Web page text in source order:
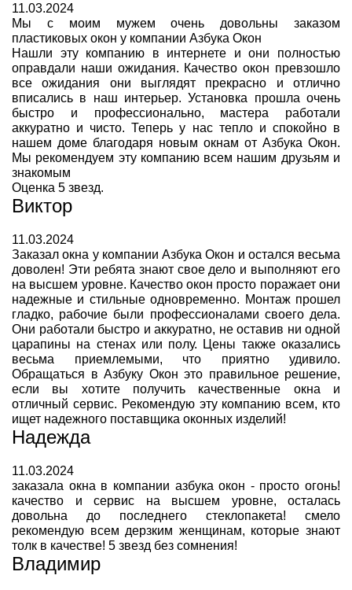
11.03.2024
Мы с моим мужем очень довольны заказом
пластиковых окон у компании Азбука Окон
Нашли эту компанию в интернете и они полностью
оправдали наши ожидания. Качество окон превзошло
все ожидания они выглядят прекрасно и отлично
вписались в наш интерьер. Установка прошла очень
быстро и профессионально, мастера работали
аккуратно и чисто. Теперь у нас тепло и спокойно в
нашем доме благодаря новым окнам от Азбука Окон.
Мы рекомендуем эту компанию всем нашим друзьям и
знакомым
Оценка 5 звезд.
Виктор
11.03.2024
Заказал окна у компании Азбука Окон и остался весьма
доволен! Эти ребята знают свое дело и выполняют его
на высшем уровне. Качество окон просто поражает они
надежные и стильные одновременно. Монтаж прошел
гладко, рабочие были профессионалами своего дела.
Они работали быстро и аккуратно, не оставив ни одной
царапины на стенах или полу. Цены также оказались
весьма приемлемыми, что приятно удивило.
Обращаться в Азбуку Окон это правильное решение,
если вы хотите получить качественные окна и
отличный сервис. Рекомендую эту компанию всем, кто
ищет надежного поставщика оконных изделий!
Надежда
11.03.2024
заказала окна в компании азбука окон - просто огонь!
качество и сервис на высшем уровне, осталась
довольна до последнего стеклопакета! смело
рекомендую всем дерзким женщинам, которые знают
толк в качестве! 5 звезд без сомнения!
Владимир